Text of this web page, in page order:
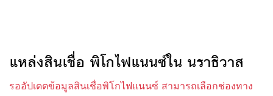
แหล่งสินเชื่อ พิโกไฟแนนซ์ใน นราธิวาส
รออัปเดตข้อมูลสินเชื่อพิโกไฟแนนซ์ สามารถเลือกช่องทาง